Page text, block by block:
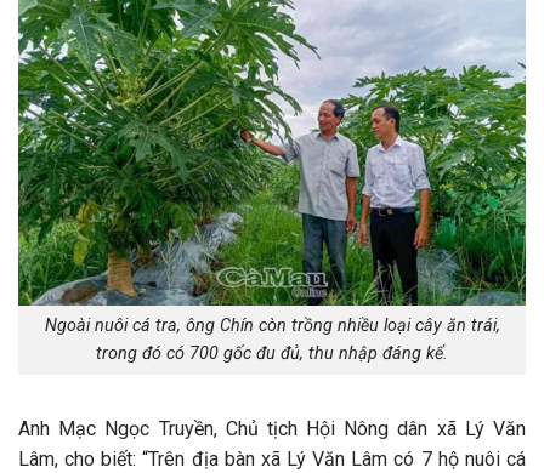
Ngoài nuôi cá tra, ông Chín còn trồng nhiều loại cây ăn trái,
trong đó có 700 gốc đu đủ, thu nhập đáng kể.
Anh Mạc Ngọc Truyền, Chủ tịch Hội Nông dân xã Lý Văn
Lâm, cho biết: “Trên địa bàn xã Lý Văn Lâm có 7 hộ nuôi cá